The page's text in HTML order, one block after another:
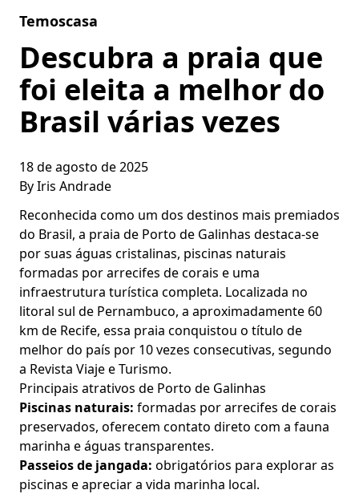
Temoscasa
Descubra a praia que
foi eleita a melhor do
Brasil várias vezes
18 de agosto de 2025
ByIris Andrade
Reconhecida como um dos destinos mais premiados
do Brasil, a praia de Porto de Galinhas destaca-se
por suas águas cristalinas, piscinas naturais
formadas por arrecifes de corais e uma
infraestrutura turística completa. Localizada no
litoral sul de Pernambuco, a aproximadamente 60
km de Recife, essa praia conquistou o título de
melhor do país por 10 vezes consecutivas, segundo
a Revista Viaje e Turismo.
Principais atrativos de Porto de Galinhas
Piscinas naturais: formadas por arrecifes de corais
preservados, oferecem contato direto com a fauna
marinha e águas transparentes.
Passeios de jangada: obrigatórios para explorar as
piscinas e apreciar a vida marinha local.